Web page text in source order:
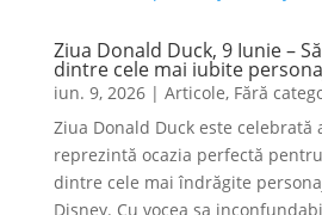
Ziua Donald Duck, 9 Iunie –
dintre cele mai iubite
iun. 9, 2026| Articole, Fără
Ziua Donald Duck este celebrată
reprezintă ocazia perfectă
dintre cele mai îndrăgite
Disney. Cu vocea sa